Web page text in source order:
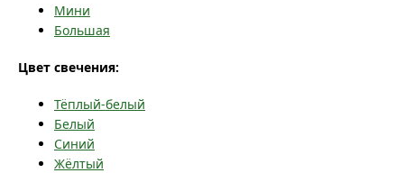
Мини
Большая
Цвет свечения:
Тёплый-белый
Белый
Синий
Жёлтый